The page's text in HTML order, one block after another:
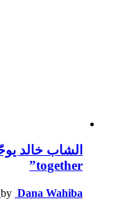
together”
by Dana Wahiba